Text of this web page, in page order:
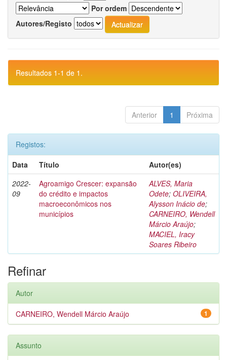
Por ordem
Autores/Registo
Resultados 1-1 de 1.
Anterior 1 Próxima
Registos:
Data
Título
Autor(es)
2022-
09
Agroamigo Crescer: expansão
do crédito e impactos
macroeconômicos nos
municípios
ALVES, Maria
Odete; OLIVEIRA,
Alysson Inácio de;
CARNEIRO, Wendell
Márcio Araújo;
MACIEL, Iracy
Soares Ribeiro
Refinar
Autor
1
CARNEIRO, Wendell Márcio Araújo
Assunto